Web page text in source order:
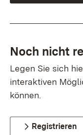
Noch nicht
Legen Sie sich
interaktiven
können.
Registrieren